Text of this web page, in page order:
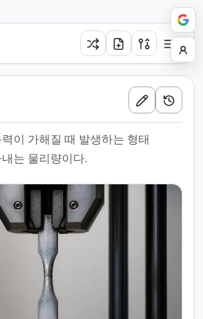
이 가해질 때 발생하는 형태
는 물리량이다.